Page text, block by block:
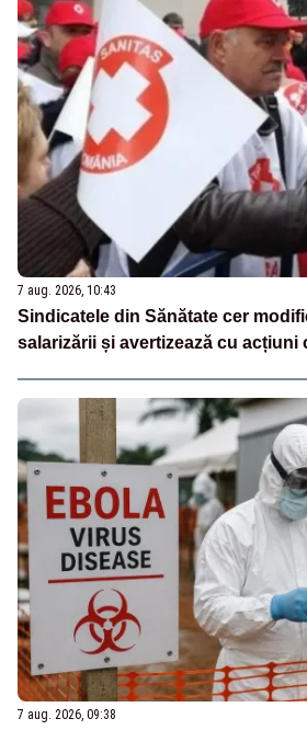
7 aug. 2026, 10:43
Sindicatele din Sănătate cer
salarizării și avertizează cu acțiuni
7 aug. 2026, 09:38